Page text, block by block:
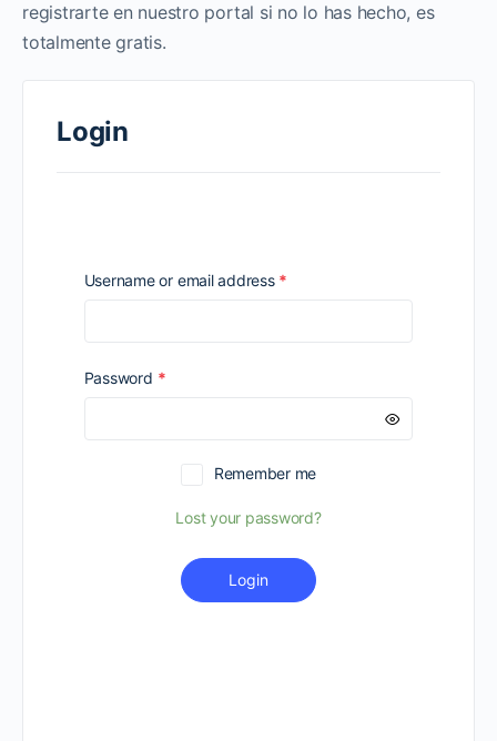
registrarte en nuestro portal si no lo has hecho, es
totalmente gratis.
Login
Username or email address *
Password *Required
Remember me
Lost your password?
Login